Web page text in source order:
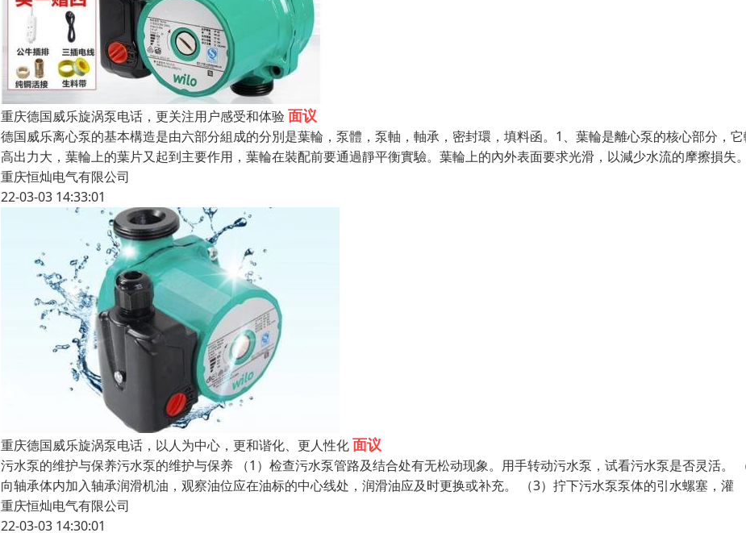
重庆德国威乐旋涡泵电话，更关注用户感受和体验 面议
德国威乐离心泵的基本構造是由六部分組成的分別是葉輪，泵體，泵軸，軸承，密封環，填料函。1、葉輪是離心泵的核心部分，
高出力大，葉輪上的葉片又起到主要作用，葉輪在裝配前要通過靜平衡實驗。葉輪上的內外表面要求光滑，以減少水流的摩擦損失
重庆恒灿电气有限公司
22-03-03 14:33:01
重庆德国威乐旋涡泵电话，以人为中心，更和谐化、更人性化面议
污水泵的维护与保养污水泵的维护与保养 （1）检查污水泵管路及结合处有无松动现象。用手转动污水泵，试看污水泵是否灵活。
向轴承体内加入轴承润滑机油，观察油位应在油标的中心线处，润滑油应及时更换或补充。 （3）拧下污水泵泵体的引水螺塞，灌
重庆恒灿电气有限公司
22-03-03 14:30:01